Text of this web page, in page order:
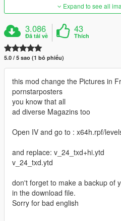
Expand to see all
3.086
Đã tải về
43
Thích
5.0 / 5 sao (1 bỏ phiếu)
this mod change the Pictures in
pornstarposters
you know that all
ad diverse Magazins too
Open IV and go to : x64h.rpf/
and replace: v_24_txd+hi.ytd
v_24_txd.ytd
don't forget to make a backup of
in the download file.
Sorry for bad english